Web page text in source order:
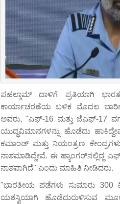
ಪಹಲ್ಗಾಮ್ ದಾಳಿಗೆ ಪ್ರತಿಯಾಗಿ
ಕಾರ್ಯಾಚರಣೆಯ ಬಳಿಕ ಮೊದಲ
ಅವರು, "ಎಫ್-16 ಮತ್ತು ಜೆಎಫ್-17
ಯುದ್ಧವಿಮಾನಗಳನ್ನು ಹೊಡೆದು
ಕಮಾಂಡ್ ಮತ್ತು ನಿಯಂತ್ರಣ
ನಾಶಮಾಡಿದ್ದೇವೆ. ಈ ಹ್ಯಾಂಗರ್‌ನಲ್ಲಿದ್ದ
ನಾಶವಾಗಿದೆ" ಎಂದು ಮಾಹಿತಿ ನೀಡಿದರು.
"ಭಾರತೀಯ ಪಡೆಗಳು ಸುಮಾರು 300
ಯಶಸ್ವಿಯಾಗಿ ಹೊಡೆದುರುಳಿಸುವ